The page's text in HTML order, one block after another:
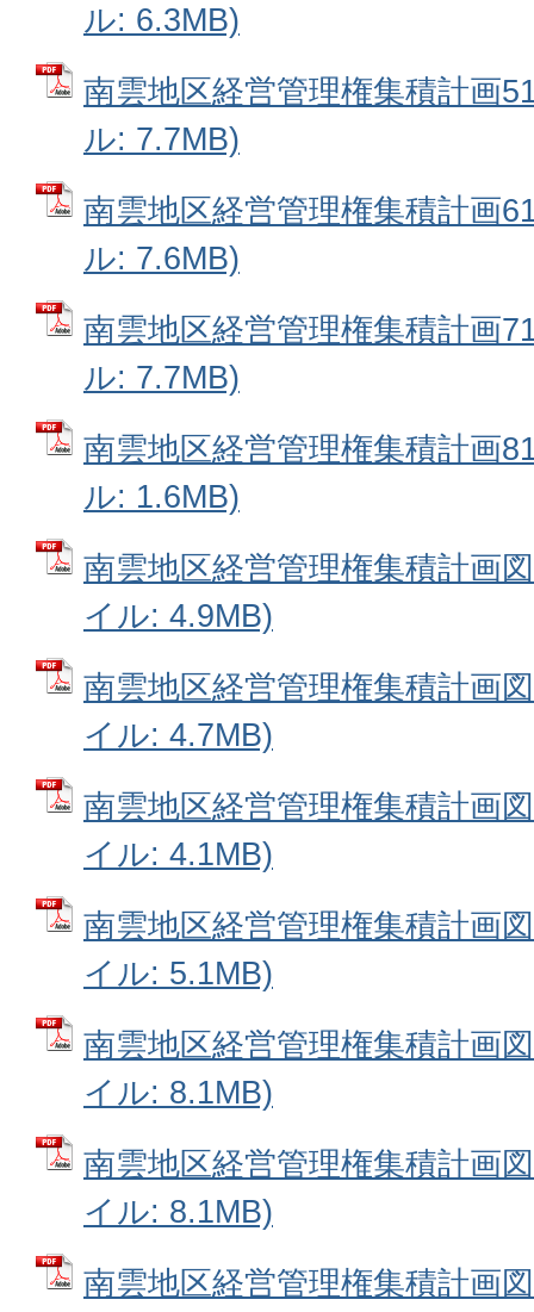
ル: 6.3MB)
南雲地区経営管理権集積計画
ル: 7.7MB)
南雲地区経営管理権集積計画
ル: 7.6MB)
南雲地区経営管理権集積計画
ル: 7.7MB)
南雲地区経営管理権集積計画
ル: 1.6MB)
南雲地区経営管理権集積計画
イル: 4.9MB)
南雲地区経営管理権集積計画
イル: 4.7MB)
南雲地区経営管理権集積計画
イル: 4.1MB)
南雲地区経営管理権集積計画
イル: 5.1MB)
南雲地区経営管理権集積計画
イル: 8.1MB)
南雲地区経営管理権集積計画
イル: 8.1MB)
南雲地区経営管理権集積計画